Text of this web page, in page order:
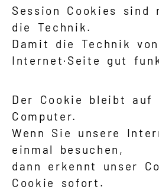
Session Cookies sind
die Technik.
Damit die Technik
Internet·Seite gut
Der Cookie bleibt auf
Computer.
Wenn Sie unsere
einmal besuchen,
dann erkennt unser
Cookie sofort.